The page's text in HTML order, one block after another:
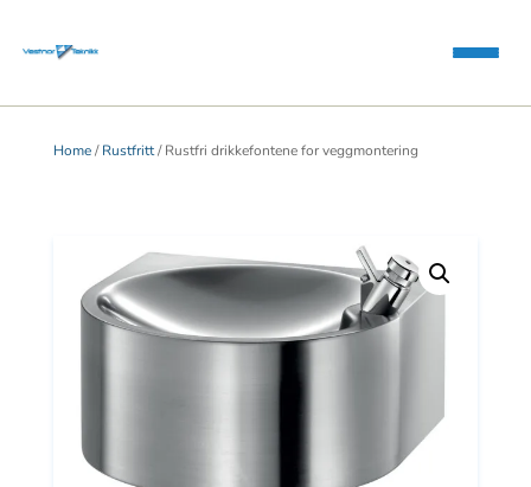
Home/Rustfritt/ Rustfri drikkefontene for veggmontering